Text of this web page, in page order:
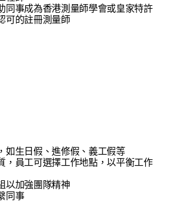
同事成為香港測量師學會或皇家特許
可的註冊測量師
如生日假、進修假、義工假等
，員工可選擇工作地點，以平衡工作
以加強團隊精神
同事